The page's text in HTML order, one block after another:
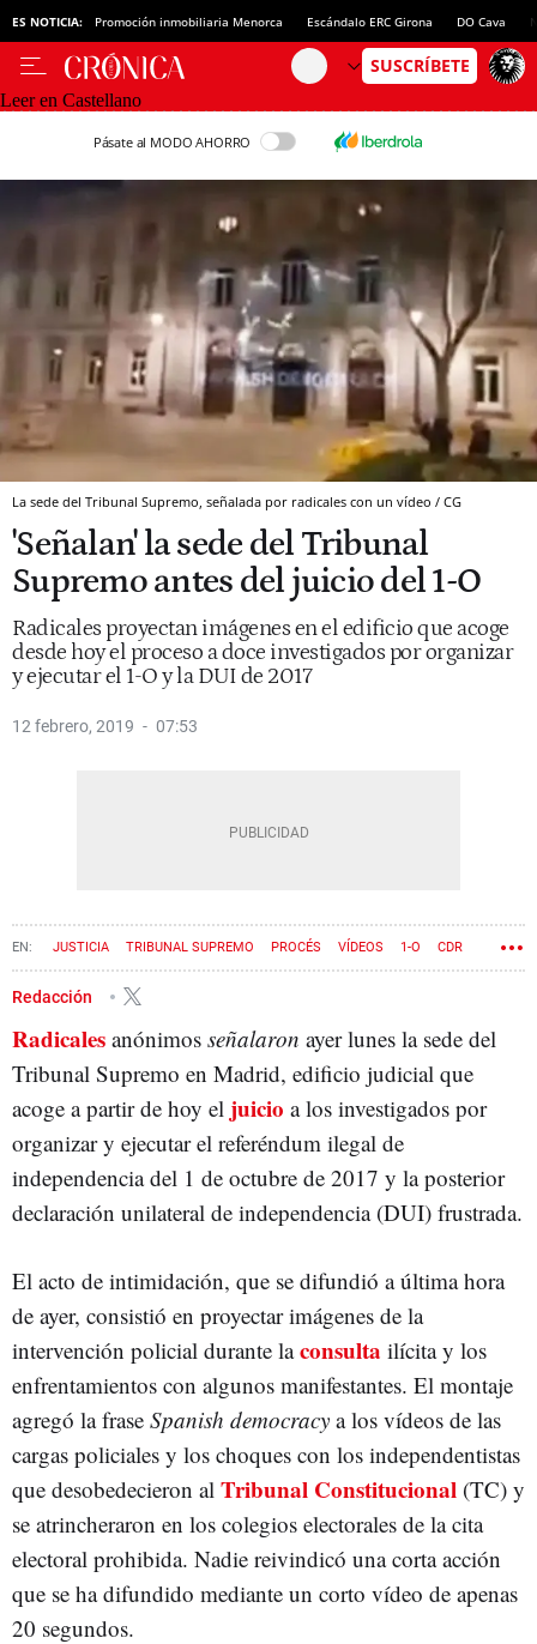
ES NOTICIA: Promoción inmobiliaria Menorca Escándalo ERC Girona DO Cava
Leer en Castellano
Pásate al MODO AHORRO
La sede del Tribunal Supremo, señalada por radicales con un vídeo / CG
'Señalan' la sede del Tribunal
Supremo antes del juicio del 1-O
Radicales proyectan imágenes en el edificio que acoge
desde hoy el proceso a doce investigados por organizar
y ejecutar el 1-O y la DUI de 2017
12 febrero, 2019 07:53
JUSTICIA TRIBUNAL SUPREMO PROCÉS VÍDEOS 1-O CDR
Redacción
Radicales anónimos señalaron ayer lunes la sede del
Tribunal Supremo en Madrid, edificio judicial que
acoge a partir de hoy el juicio a los investigados por
organizar y ejecutar el referéndum ilegal de
independencia del 1 de octubre de 2017 y la posterior
declaración unilateral de independencia (DUI) frustrada.
El acto de intimidación, que se difundió a última hora
de ayer, consistió en proyectar imágenes de la
intervención policial durante laconsulta ilícita y los
enfrentamientos con algunos manifestantes. El montaje
agregó la frase Spanish democracy a los vídeos de las
cargas policiales y los choques con los independentistas
que desobedecieron al Tribunal Constitucional (TC) y
se atrincheraron en los colegios electorales de la cita
electoral prohibida. Nadie reivindicó una corta acción
que se ha difundido mediante un corto vídeo de apenas
20 segundos.